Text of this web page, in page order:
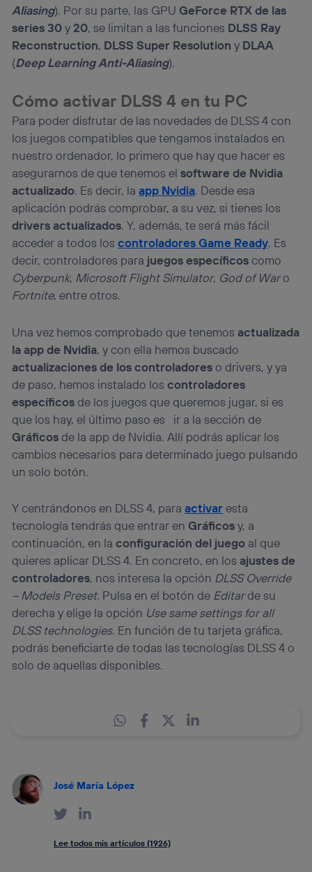
Aliasing). Por su parte, las GPU GeForce RTX de las
series 30y 20, se limitan a las funciones DLSS Ray
Reconstruction, DLSS Super Resolution y DLAA
(Deep Learning Anti-Aliasing).
Cómo activar DLSS 4 en tu PC
Para poder disfrutar de las novedades de DLSS 4 con
los juegos compatibles que tengamos instalados en
nuestro ordenador, lo primero que hay que hacer es
asegurarnos de que tenemos elsoftware de Nvidia
actualizado. Es decir, laapp Nvidia. Desde esa
aplicación podrás comprobar, a su vez, si tienes los
drivers actualizados. Y, además, te será más fácil
acceder a todos loscontroladores Game Ready. Es
decir, controladores para juegos específicoscomo
Cyberpunk, Microsoft Flight Simulator, God of Waro
Fortnite, entre otros.
Una vez hemos comprobado que tenemos actualizada
la app de Nvidia, y con ella hemos buscado
actualizaciones de los controladoreso drivers, y ya
de paso, hemos instalado loscontroladores
específicosde los juegos que queremos jugar, si es
que los hay, el último paso es ir a la sección de
Gráficosde la app de Nvidia. Allí podrás aplicar los
cambios necesarios para determinado juego pulsando
un solo botón.
Y centrándonos en DLSS 4, paraactivaresta
tecnología tendrás que entrar en Gráficosy, a
continuación, en laconfiguración del juego al que
quieres aplicar DLSS 4. En concreto, en los ajustes de
controladores, nos interesa la opción DLSS Override
– Models Preset. Pulsa en el botón de Editarde su
derecha y elige la opción Use same settings for all
DLSS technologies. En función de tu tarjeta gráfica,
podrás beneficiarte de todas las tecnologías DLSS 4 o
solo de aquellas disponibles.
José María López
Lee todos mis artículos (1926)